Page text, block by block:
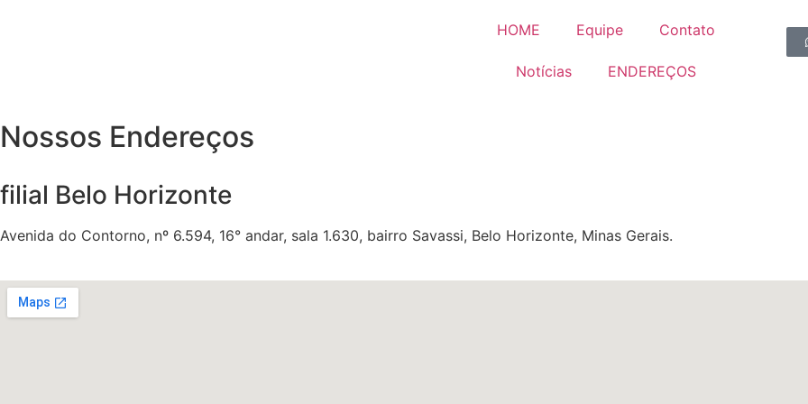
HOME Equipe Contato
Notícias ENDEREÇOS
Nossos Endereços
filial Belo Horizonte
Avenida do Contorno, nº 6.594, 16° andar, sala 1.630, bairro Savassi, Belo Horizonte, Minas Gerais.